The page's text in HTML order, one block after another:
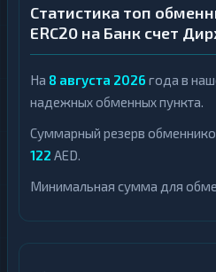
Статистика топ
ERC20 на Банк счет
На 8 августа 2026 года в
надежных обменных пункта.
Суммарный резерв
122 AED.
Минимальная сумма для